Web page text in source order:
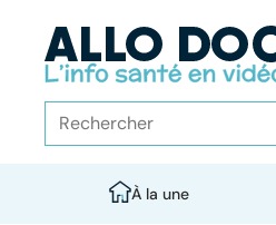
À la une